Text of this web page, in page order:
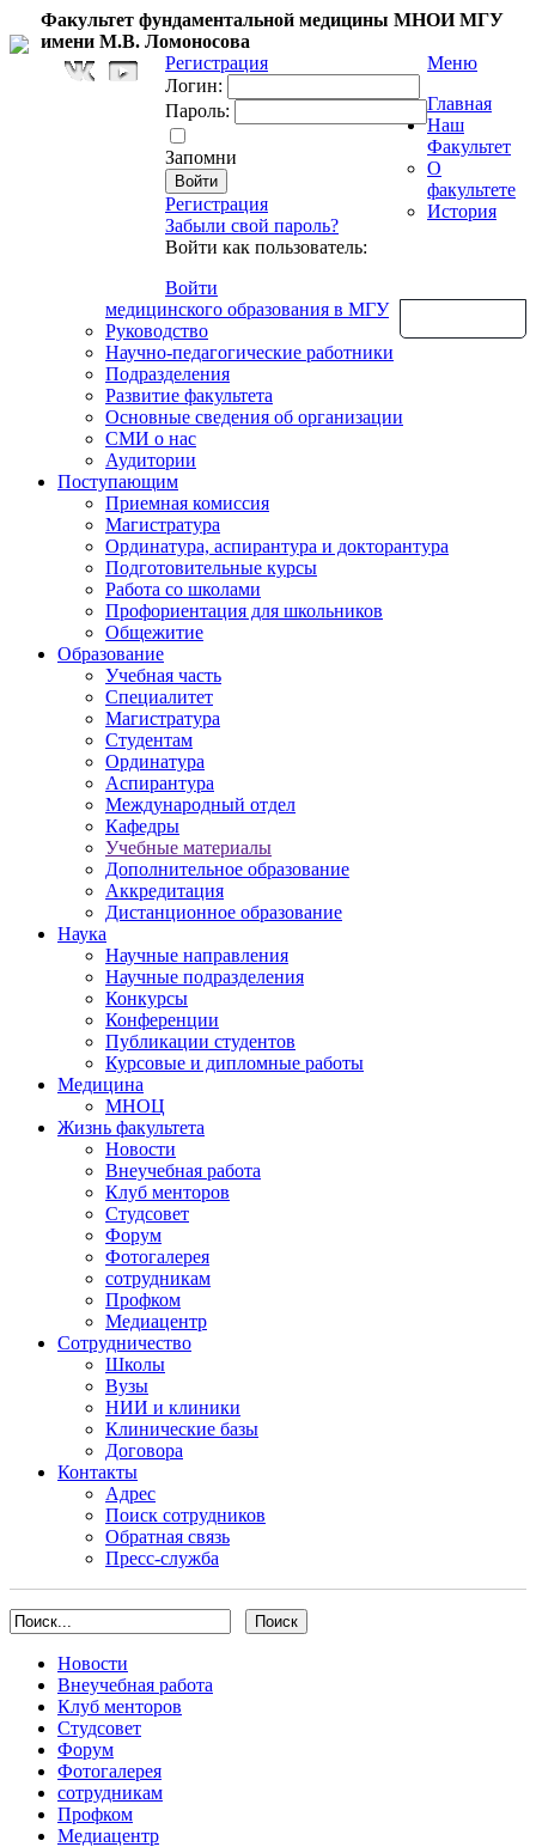
Факультет фундаментальной медицины МНОИ МГУ
имени М.В. Ломоносова
Регистрация
Логин:
Пароль:
Запомни
Регистрация
Забыли свой пароль?
Войти как пользователь:
Войти
Меню
Главная
Наш
Факультет
О
факультете
История
медицинского образования в МГУ
Руководство
Научно-педагогические работники
Подразделения
Развитие факультета
Основные сведения об организации
СМИ о нас
Аудитории
Поступающим
Приемная комиссия
Магистратура
Ординатура, аспирантура и докторантура
Подготовительные курсы
Работа со школами
Профориентация для школьников
Общежитие
Образование
Учебная часть
Специалитет
Магистратура
Студентам
Ординатура
Аспирантура
Международный отдел
Кафедры
Учебные материалы
Дополнительное образование
Аккредитация
Дистанционное образование
Наука
Научные направления
Научные подразделения
Конкурсы
Конференции
Публикации студентов
Курсовые и дипломные работы
Медицина
МНОЦ
Жизнь факультета
Новости
Внеучебная работа
Клуб менторов
Студсовет
Форум
Фотогалерея
сотрудникам
Профком
Медиацентр
Сотрудничество
Школы
Вузы
НИИ и клиники
Клинические базы
Договора
Контакты
Адрес
Поиск сотрудников
Обратная связь
Пресс-служба
Новости
Внеучебная работа
Клуб менторов
Студсовет
Форум
Фотогалерея
сотрудникам
Профком
Медиацентр